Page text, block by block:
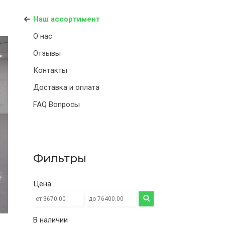
Наш ассортимент
О нас
Отзывы
Контакты
Доставка и оплата
FAQ Вопросы
Фильтры
Цена
В наличии